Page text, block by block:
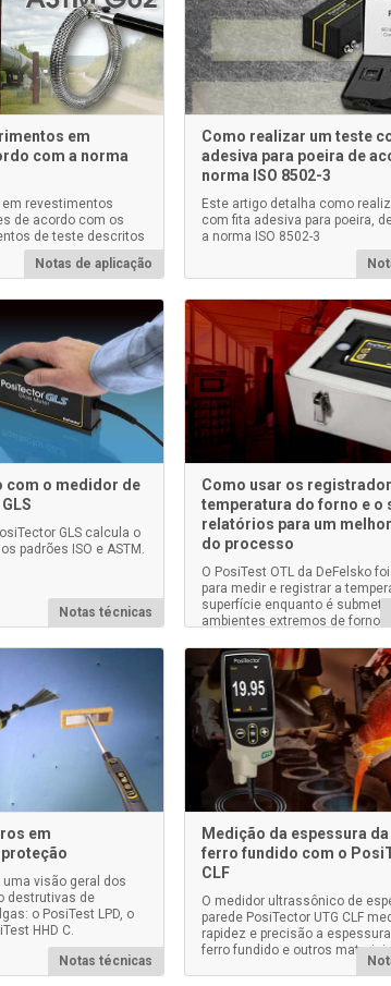
em
com a norma
revestimentos
de acordo com os
de teste descritos
Notas de aplicação
Como realizar um teste
adesiva para poeira de
norma ISO 8502-3
Este artigo detalha como
com fita adesiva para poeira,
a norma ISO 8502-3
com o medidor de
GLS calcula o
padrões ISO e ASTM.
Notas técnicas
Como usar os
temperatura do forno e o
relatórios para um
do processo
O PosiTest OTL da DeFelsko
para medir e registrar a
superfície enquanto é
ambientes extremos de forno
em
visão geral dos
destrutivas de
o PosiTest LPD, o
HHD C.
Notas técnicas
Medição da espessura
ferro fundido com o
CLF
O medidor ultrassônico de
parede PosiTector UTG CLF
rapidez e precisão a
ferro fundido e outros